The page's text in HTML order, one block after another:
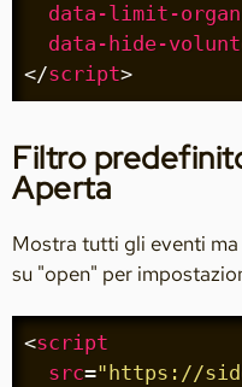
data-limit-
data-hide-
</script>
Filtro
Aperta
Mostra tutti gli eventi
su "open" per
<script
src="https://